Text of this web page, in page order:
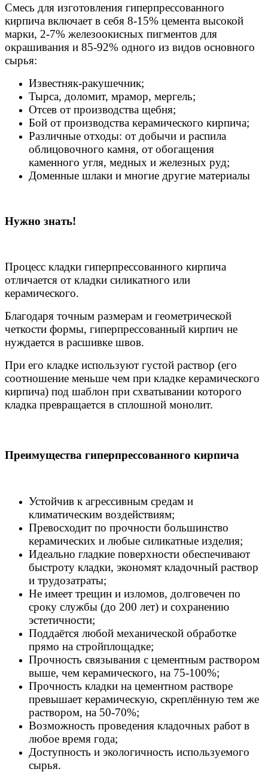
Смесь для изготовления гиперпрессованного
кирпича включает в себя 8-15% цемента высокой
марки, 2-7% железоокисных пигментов для
окрашивания и 85-92% одного из видов основного
сырья:
Известняк-ракушечник;
Тырса, доломит, мрамор, мергель;
Отсев от производства щебня;
Бой от производства керамического кирпича;
Различные отходы: от добычи и распила
облицовочного камня, от обогащения
каменного угля, медных и железных руд;
Доменные шлаки и многие другие материалы
Нужно знать!
Процесс кладки гиперпрессованного кирпича
отличается от кладки силикатного или
керамического.
Благодаря точным размерам и геометрической
четкости формы, гиперпрессованный кирпич не
нуждается в расшивке швов.
При его кладке используют густой раствор (его
соотношение меньше чем при кладке керамического
кирпича) под шаблон при схватывании которого
кладка превращается в сплошной монолит.
Преимущества гиперпрессованного кирпича
Устойчив к агрессивным средам и
климатическим воздействиям;
Превосходит по прочности большинство
керамических и любые силикатные изделия;
Идеально гладкие поверхности обеспечивают
быстроту кладки, экономят кладочный раствор
и трудозатраты;
Не имеет трещин и изломов, долговечен по
сроку службы (до 200 лет) и сохранению
эстетичности;
Поддаётся любой механической обработке
прямо на стройплощадке;
Прочность связывания с цементным раствором
выше, чем керамического, на 75-100%;
Прочность кладки на цементном растворе
превышает керамическую, скреплённую тем же
раствором, на 50-70%;
Возможность проведения кладочных работ в
любое время года;
Доступность и экологичность используемого
сырья.